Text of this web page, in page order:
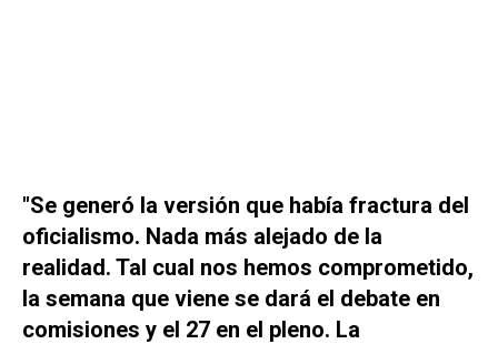
"Se generó la versión que había fractura del
oficialismo. Nada más alejado de la
realidad. Tal cual nos hemos comprometido,
la semana que viene se dará el debate en
comisiones y el 27 en el pleno. La